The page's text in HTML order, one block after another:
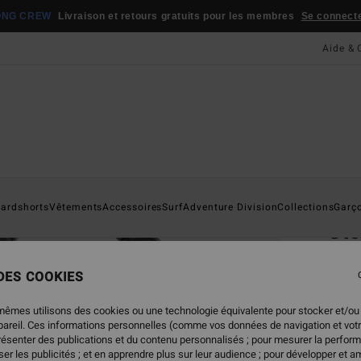
CREW Livraison et retours gratuits pour les membres Se
Aide &
VêtementsAccessoiresSurfAdventure DivisionCollections
Sac
65,95
COOKIES
utilisons des cookies ou une technologie équivalente pour stocker et/
Ces informations personnelles (comme vos données de navigation et
des publications et du contenu personnalisés ; pour mesurer la
les publicités ; et en apprendre plus sur leur audience ; pour développer et